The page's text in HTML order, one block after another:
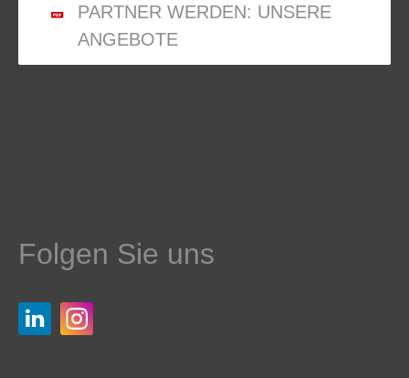
PARTNER WERDEN: UNSERE
ANGEBOTE
Folgen Sie uns